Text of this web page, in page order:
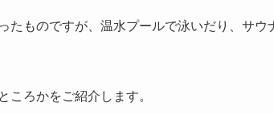
たものですが、温水プールで泳いだり、サウ
ころかをご紹介します。